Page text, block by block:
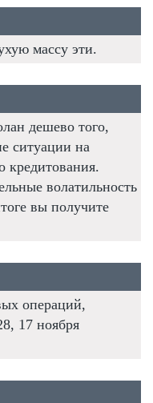
массу эти.
дешево того,
ситуации на
кредитования.
волатильность
вы получите
операций,
17 ноября